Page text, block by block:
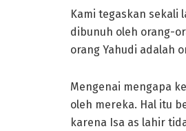
Kami tegaskan sekali
dibunuh oleh orang-
orang Yahudi adalah
Mengenai mengapa
oleh mereka. Hal itu
karena Isa as lahir